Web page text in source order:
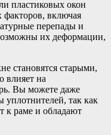
пластиковых окон
включая
перепады и
их деформации,
становятся старыми,
влияет на
Вы можете даже
уплотнителей, так как
к раме и обладают